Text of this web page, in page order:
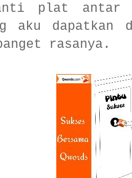
plat antar
aku dapatkan
rasanya.